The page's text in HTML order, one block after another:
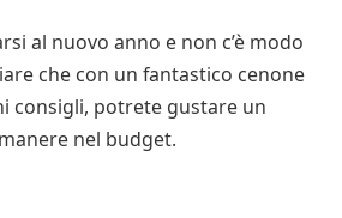
al nuovo anno e non c’è modo
che con un fantastico cenone
consigli, potrete gustare un
nel budget.